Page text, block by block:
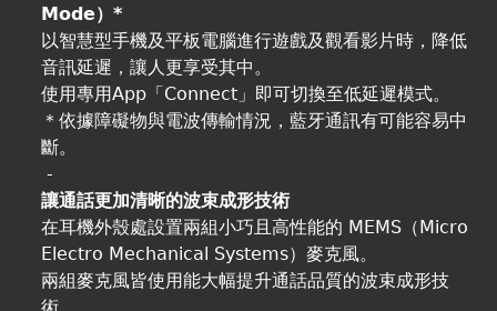
Mode）*
以智慧型手機及平板電腦進行遊戲及觀看影片時，降低
音訊延遲，讓人更享受其中。
使用專用App「Connect」即可切換至低延遲模式。
＊依據障礙物與電波傳輸情況，藍牙通訊有可能容易中
斷。
-
讓通話更加清晰的波束成形技術
在耳機外殼處設置兩組小巧且高性能的 MEMS（Micro
Electro Mechanical Systems）麥克風。
兩組麥克風皆使用能大幅提升通話品質的波束成形技